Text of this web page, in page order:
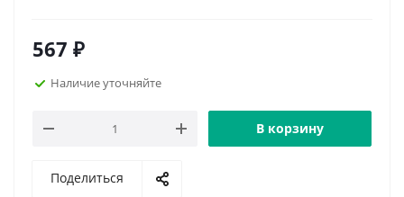
567 ₽
Наличие уточняйте
В корзину
Поделиться